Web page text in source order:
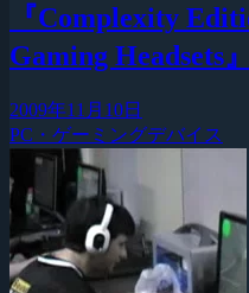
『Complexity
Gaming Headsets
2009年11月10日
PC・ゲーミングデバイス